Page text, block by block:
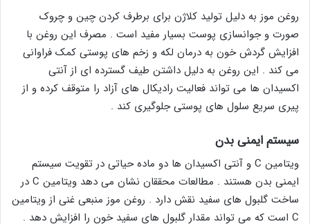
روغن موز به دلیل تولید کلاژن برای برطرف کردن چین و چروک
صورت و جوانسازی پوست بسیار مفید است . مصرف این روغن با
افزایش گردش خون به درمان لکه و زخم های پوستی کمک فراوانی
می کند . این روغن به دلیل داشتن طیف گسترده ای از آنتی
اکسیدان ها می تواند فعالیت رادیکال های آزاد را متوقف کرده و از
پیری سریع سلول های پوستی جلوگیری کند .
سیستم ایمنی بدن
ویتامین C و آنتی اکسیدان ها دو ماده حیاتی در تقویت سیستم
ایمنی بدن هستند . مطالعات محققان نشان می دهد ویتامین C در
ساخت گلبول های سفید نقش دارد . روغن موز منبعی غنی از ویتامین
C است که می تواند مقدار گلبول های سفید خون را افزایش دهد .